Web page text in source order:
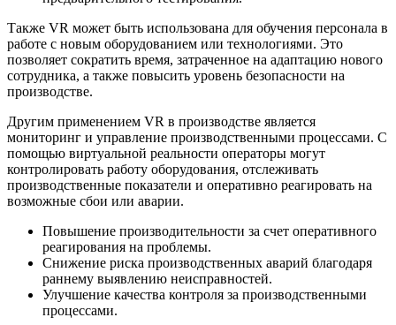
Также VR может быть использована для обучения персонала в
работе с новым оборудованием или технологиями. Это
позволяет сократить время, затраченное на адаптацию нового
сотрудника, а также повысить уровень безопасности на
производстве.
Другим применением VR в производстве является
мониторинг и управление производственными процессами. С
помощью виртуальной реальности операторы могут
контролировать работу оборудования, отслеживать
производственные показатели и оперативно реагировать на
возможные сбои или аварии.
Повышение производительности за счет оперативного
реагирования на проблемы.
Снижение риска производственных аварий благодаря
раннему выявлению неисправностей.
Улучшение качества контроля за производственными
процессами.